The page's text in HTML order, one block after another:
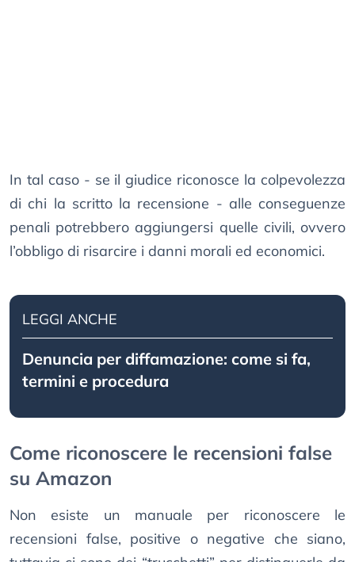
In tal caso - se il giudice riconosce la colpevolezza
di chi la scritto la recensione - alle conseguenze
penali potrebbero aggiungersi quelle civili, ovvero
l’obbligo di risarcire i danni morali ed economici.
LEGGI ANCHE
Denuncia per diffamazione: come si fa,
termini e procedura
Come riconoscere le recensioni false
su Amazon
Non esiste un manuale per riconoscere le
recensioni false, positive o negative che siano,